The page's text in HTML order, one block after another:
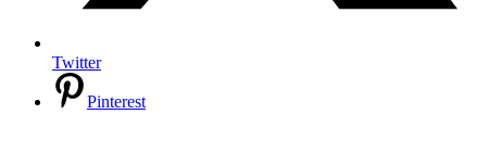
Twitter
Pinterest